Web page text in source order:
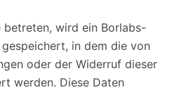
betreten, wird ein Borlabs-
in dem die von
oder der Widerruf dieser
werden. Diese Daten